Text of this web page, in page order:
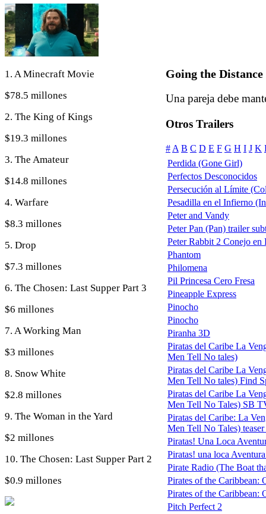
1. A Minecraft Movie
$78.5 millones
2. The King of Kings
$19.3 millones
3. The Amateur
$14.8 millones
4. Warfare
$8.3 millones
5. Drop
$7.3 millones
6. The Chosen: Last Supper Part 3
$6 millones
7. A Working Man
$3 millones
8. Snow White
$2.8 millones
9. The Woman in the Yard
$2 millones
10. The Chosen: Last Supper Part 2
$0.9 millones
Going the Distance
Una pareja debe
Otros Trailers
# A B C D E F G H I J K
Perdida (Gone Girl)
Perfectos Desconocidos
Persecución al Límite
Pesadilla en el Infierno
Peter and Vandy
Peter Pan (Pan) trailer
Peter Rabbit 2 Conejo en
Phantom
Philomena
Pil Princesa Cero Fresa
Pineapple Express
Pinocho
Pinocho
Piranha 3D
Piratas del Caribe La
Men Tell No tales)
Piratas del Caribe La
Men Tell No tales) Find
Piratas del Caribe La
Men Tell No Tales) SB
Piratas del Caribe: La
Men Tell No Tales)
Piratas! Una Loca
Piratas! una loca
Pirate Radio (The Boat
Pirates of the Caribbean:
Pirates of the Caribbean:
Pitch Perfect 2